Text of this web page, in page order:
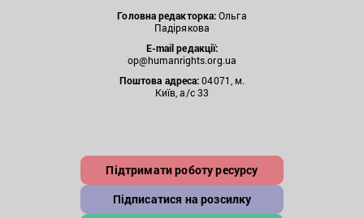
Головна редакторка:Ольга
Падірякова
E-mail редакції:
op@humanrights.org.ua
Поштова адреса:04071, м.
Київ, а/с 33
Підтримати роботу ресурсу
Підписатися на розсилку